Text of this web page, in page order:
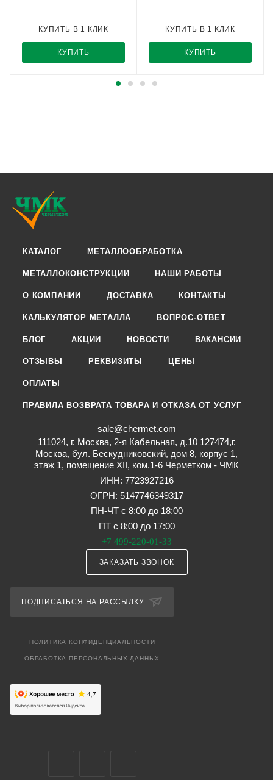
КУПИТЬ
КУПИТЬ В 1 КЛИК
КУПИТЬ
КУПИТЬ В 1 КЛИК
КАТАЛОГ МЕТАЛЛООБРАБОТКА
МЕТАЛЛОКОНСТРУКЦИИ НАШИ РАБОТЫ
О КОМПАНИИ ДОСТАВКА КОНТАКТЫ
КАЛЬКУЛЯТОР МЕТАЛЛА ВОПРОС-ОТВЕТ
БЛОГ АКЦИИ НОВОСТИ ВАКАНСИИ
ОТЗЫВЫ РЕКВИЗИТЫ ЦЕНЫ
ОПЛАТЫ
ПРАВИЛА ВОЗВРАТА ТОВАРА И ОТКАЗА ОТ УСЛУГ
sale@chermet.com
111024, г. Москва, 2-я Кабельная, д.10 127474,г.
Москва, бул. Бескудниковский, дом 8, корпус 1,
этаж 1, помещение XII, ком.1-6 Черметком - ЧМК
ИНН: 7723927216
ОГРН: 5147746349317
ПН-ЧТ с 8:00 до 18:00
ПТ с 8:00 до 17:00
+7 499-220-01-33
ЗАКАЗАТЬ ЗВОНОК
ПОДПИСАТЬСЯ НА РАССЫЛКУ
ПОЛИТИКА КОНФИДЕНЦИАЛЬНОСТИ
ОБРАБОТКА ПЕРСОНАЛЬНЫХ ДАННЫХ